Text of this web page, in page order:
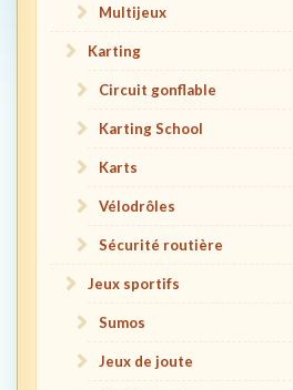
Multijeux
Karting
Circuit gonflable
Karting School
Karts
Vélodrôles
Sécurité routière
Jeux sportifs
Sumos
Jeux de joute